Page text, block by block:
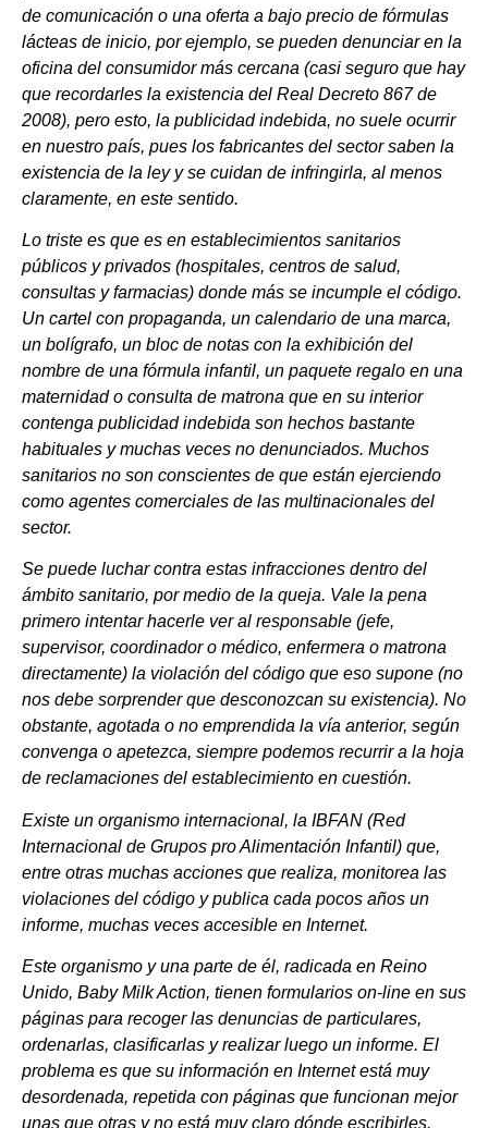
de comunicación o una oferta a bajo precio de fórmulas
lácteas de inicio, por ejemplo, se pueden denunciar en la
oficina del consumidor más cercana (casi seguro que hay
que recordarles la existencia del Real Decreto 867 de
2008), pero esto, la publicidad indebida, no suele ocurrir
en nuestro país, pues los fabricantes del sector saben la
existencia de la ley y se cuidan de infringirla, al menos
claramente, en este sentido.
Lo triste es que es en establecimientos sanitarios
públicos y privados (hospitales, centros de salud,
consultas y farmacias) donde más se incumple el código.
Un cartel con propaganda, un calendario de una marca,
un bolígrafo, un bloc de notas con la exhibición del
nombre de una fórmula infantil, un paquete regalo en una
maternidad o consulta de matrona que en su interior
contenga publicidad indebida son hechos bastante
habituales y muchas veces no denunciados. Muchos
sanitarios no son conscientes de que están ejerciendo
como agentes comerciales de las multinacionales del
sector.
Se puede luchar contra estas infracciones dentro del
ámbito sanitario, por medio de la queja. Vale la pena
primero intentar hacerle ver al responsable (jefe,
supervisor, coordinador o médico, enfermera o matrona
directamente) la violación del código que eso supone (no
nos debe sorprender que desconozcan su existencia). No
obstante, agotada o no emprendida la vía anterior, según
convenga o apetezca, siempre podemos recurrir a la hoja
de reclamaciones del establecimiento en cuestión.
Existe un organismo internacional, la IBFAN (Red
Internacional de Grupos pro Alimentación Infantil) que,
entre otras muchas acciones que realiza, monitorea las
violaciones del código y publica cada pocos años un
informe, muchas veces accesible en Internet.
Este organismo y una parte de él, radicada en Reino
Unido, Baby Milk Action, tienen formularios on-line en sus
páginas para recoger las denuncias de particulares,
ordenarlas, clasificarlas y realizar luego un informe. El
problema es que su información en Internet está muy
desordenada, repetida con páginas que funcionan mejor
unas que otras y no está muy claro dónde escribirles.